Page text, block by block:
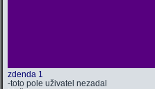
zdenda 1
-toto pole uživatel nezadal